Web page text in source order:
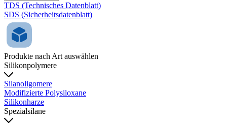
TDS (Technisches Datenblatt)
SDS (Sicherheitsdatenblatt)
Produkte nach Art auswählen
Silikonpolymere
Silanoligomere
Modifizierte Polysiloxane
Silikonharze
Spezialsilane